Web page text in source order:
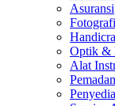
Asuransi
Optik &
Alat